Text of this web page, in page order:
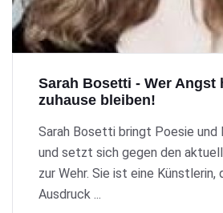
Sarah Bosetti - Wer Angst
zuhause bleiben!
Sarah Bosetti bringt Poesie und
und setzt sich gegen den
zur Wehr. Sie ist eine Künstlerin,
Ausdruck ...